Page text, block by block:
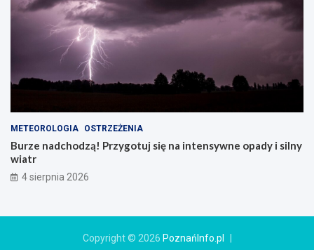
METEOROLOGIA OSTRZEŻENIA
Burze nadchodzą! Przygotuj się na intensywne opady i silny
wiatr
4 sierpnia 2026
Copyright © 2026 PoznańInfo.pl